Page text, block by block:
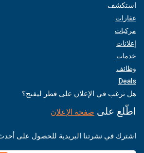
استكشف
عقارات
مركبات
إعلانات
خدمات
وظائف
Deals
هل ترغب في الإعلان على قطر ليفنج؟
اطّلع على صفحة الإعلان
اشترك في نشرتنا البريدية للحصول على